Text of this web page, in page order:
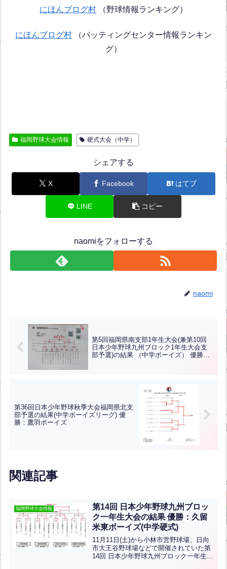
にほんブログ村 （野球情報ランキング）
にほんブログ村 （バッティングセンター情報ランキン
グ）
福岡野球大会情報 硬式大会（中学）
シェアする
X Facebook はてブ
LINE コピー
naomiをフォローする
naomi
第5回福岡県南支部1年生大会(兼第10回
日本少年野球九州ブロック1年生大会支
部予選)の結果 （中学ボーイズ） 優勝：
第36回日本少年野球秋季大会福岡県北支
部予選の結果(中学ボーイズリーグ) 優
勝：鷹羽ボーイズ
関連記事
福岡野球大会情報
第14回 日本少年野球九州ブロッ
ク一年生大会の結果 優勝：久留
米東ボーイズ(中学硬式)
11月11日(土)から小林市営野球場、日向
市大王谷野球場などで開催されていた第
14回 日本少年野球九州ブロック一年生大